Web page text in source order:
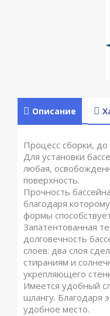
Описание
Процесс сборки,
Для установки
любая,
поверхность.
Прочность
благодаря
формы
Запатентованная
долговечность
слоев: два слоя
стираниям и
укрепляющего
Имеется удобный
шлангу. Благодаря
удобное место.